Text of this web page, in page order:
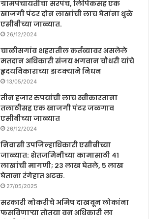
ग्रामपंचायतीचा सरपंच, लिपिकसह एक
खाजगी पंटर दोन लाखांची लाच घेतांना धुळे
एसीबीच्या जाळ्यात.
26/12/2024
चाळीसगांव शहरातील कर्तव्यावर असलेले
मतदान अधिकारी संजय भगवान चौधरी यांचे
हृदयविकाराच्या झटक्याने निधन
13/05/2024
तीन हजार रुपयांची लाच स्वीकारताना
तलाठीसह एक खाजगी पंटर जळगाव
एसीबीच्या जाळ्यात
26/12/2024
निवासी उपजिल्हाधिकारी एसीबीच्या
जाळ्यात: शेतजमिनीच्या कामासाठी ४१
लाखांची मागणी; २३ लाख घेतले, ५ लाख
घेताना रंगेहात अटक.
27/05/2025
सरकारी नोकरीचे अमिष दाखवून लोकांना
फसविणाऱ्या तोतया वन अधिकारी ला